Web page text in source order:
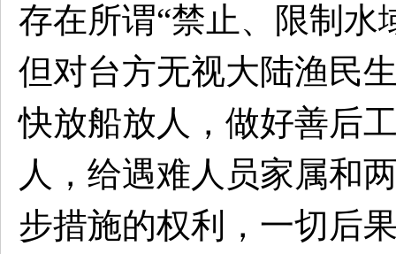
存在所谓“禁止、限制水
但对台方无视大陆渔民
快放船放人，做好善后
人，给遇难人员家属和
步措施的权利，一切后